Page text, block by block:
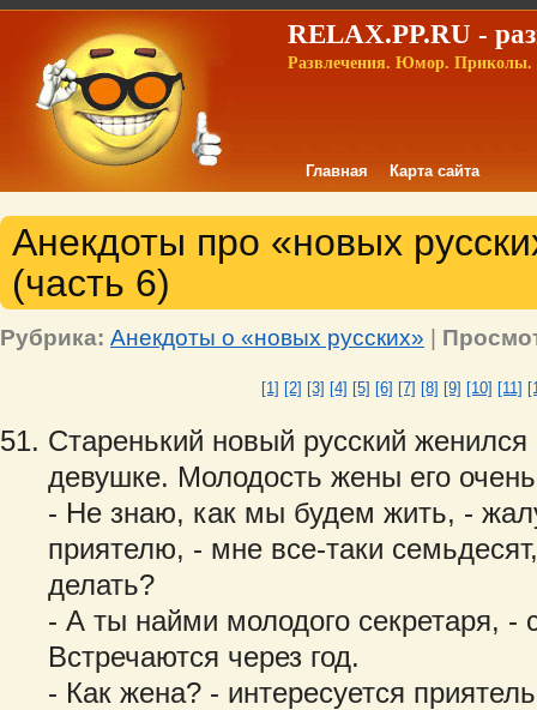
RELAX.PP.RU -
Развлечения. Юмор. Приколы.
Главная Карта сайта
Анекдоты про «новых
(часть 6)
Рубрика: Анекдоты о «новых русских» |
[1] [2] [3] [4] [5] [6] [7] [8] [9] [10] [11]
Старенький новый русский
девушке. Молодость жены его очень
- Не знаю, как мы будем жить, -
приятелю, - мне все-таки
делать?
- А ты найми молодого секретаря, -
Встречаются через год.
- Как жена? - интересуется